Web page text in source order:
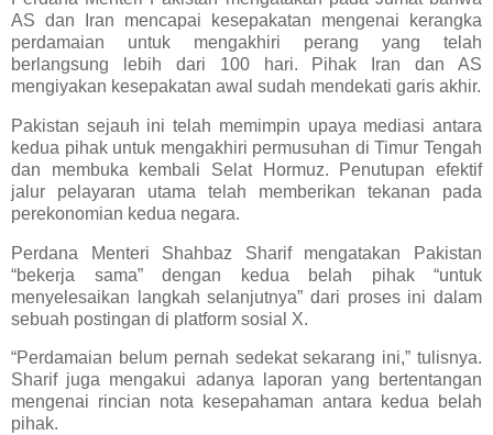
AS dan Iran mencapai kesepakatan mengenai kerangka
perdamaian untuk mengakhiri perang yang telah
berlangsung lebih dari 100 hari. Pihak Iran dan AS
mengiyakan kesepakatan awal sudah mendekati garis akhir.
Pakistan sejauh ini telah memimpin upaya mediasi antara
kedua pihak untuk mengakhiri permusuhan di Timur Tengah
dan membuka kembali Selat Hormuz. Penutupan efektif
jalur pelayaran utama telah memberikan tekanan pada
perekonomian kedua negara.
Perdana Menteri Shahbaz Sharif mengatakan Pakistan
“bekerja sama” dengan kedua belah pihak “untuk
menyelesaikan langkah selanjutnya” dari proses ini dalam
sebuah postingan di platform sosial X.
“Perdamaian belum pernah sedekat sekarang ini,” tulisnya.
Sharif juga mengakui adanya laporan yang bertentangan
mengenai rincian nota kesepahaman antara kedua belah
pihak.